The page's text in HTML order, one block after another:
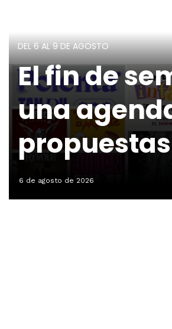
DEL 6 AL 9 DE AGOSTO
El fin de
una
6 de agosto de 2026